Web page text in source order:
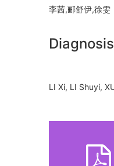
李茜,郦舒伊,徐
LI Xi, LI Shuyi,